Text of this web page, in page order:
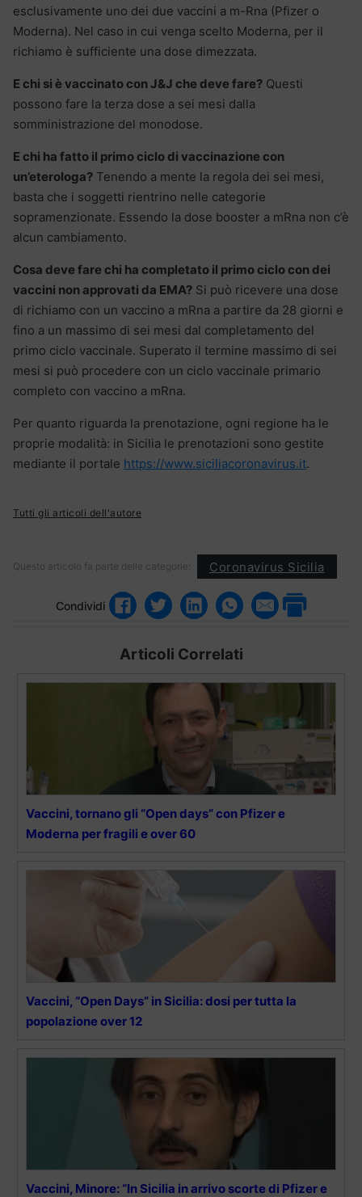
esclusivamente uno dei due vaccini a m-Rna (Pfizer o
Moderna). Nel caso in cui venga scelto Moderna, per il
richiamo è sufficiente una dose dimezzata.
E chi si è vaccinato con J&J che deve fare? Questi
possono fare la terza dose a sei mesi dalla
somministrazione del monodose.
E chi ha fatto il primo ciclo di vaccinazione con
un’eterologa? Tenendo a mente la regola dei sei mesi,
basta che i soggetti rientrino nelle categorie
sopramenzionate. Essendo la dose booster a mRna non c’è
alcun cambiamento.
Cosa deve fare chi ha completato il primo ciclo con dei
vaccini non approvati da EMA? Si può ricevere una dose
di richiamo con un vaccino a mRna a partire da 28 giorni e
fino a un massimo di sei mesi dal completamento del
primo ciclo vaccinale. Superato il termine massimo di sei
mesi si può procedere con un ciclo vaccinale primario
completo con vaccino a mRna.
Per quanto riguarda la prenotazione, ogni regione ha le
proprie modalità: in Sicilia le prenotazioni sono gestite
mediante il portale https://www.siciliacoronavirus.it.
Tutti gli articoli dell'autore
Questo articolo fa parte delle categorie: Coronavirus Sicilia
Condividi
Articoli Correlati
Vaccini, tornano gli “Open days” con Pfizer e
Moderna per fragili e over 60
Vaccini, “Open Days” in Sicilia: dosi per tutta la
popolazione over 12
Vaccini, Minore: “In Sicilia in arrivo scorte di Pfizer e